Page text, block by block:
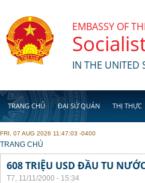
EMBASSY OF
IN THE UNITED
TRANG CHỦ ĐẠI SỨ QUÁN THỊ THỰC
FRI, 07 AUG 2026 11:47:03 -0400
YOU ARE HERE
TRANG CHỦ
608 TRIỆU USD ĐẦU TU
T7, 11/11/2000 - 15:34